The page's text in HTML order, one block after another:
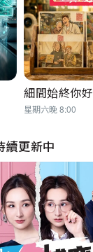
細間始終你好
星期六晚 8:00
續更新中